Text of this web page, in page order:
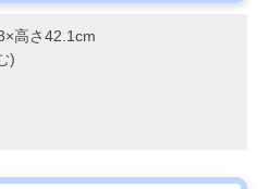
高さ42.1cm
)